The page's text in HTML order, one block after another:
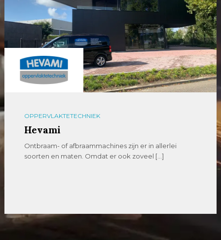
OPPERVLAKTETECHNIEK
Hevami
Ontbraam- of afbraammachines zijn er in allerlei
soorten en maten. Omdat er ook zoveel […]